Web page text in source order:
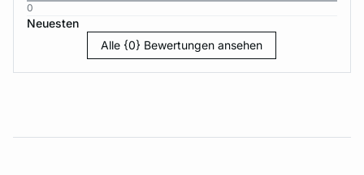
0
Neuesten
Alle {0} Bewertungen ansehen